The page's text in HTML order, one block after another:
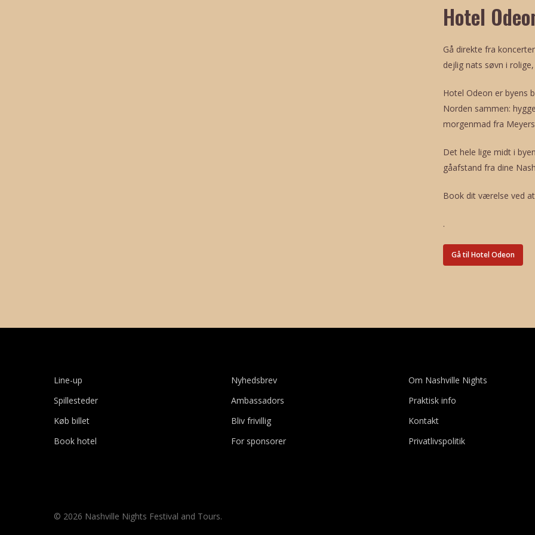
Hotel
Gå direkte fra
dejlig nats søvn i
Hotel Odeon er byens
Norden sammen:
morgenmad fra
Det hele lige midt i
gåafstand fra dine
Book dit værelse ved at
.
Gå til Hotel Odeon
Line-up
Spillesteder
Køb billet
Book hotel
Nyhedsbrev
Ambassadors
Bliv frivillig
For sponsorer
Om Nashville Nights
Praktisk info
Kontakt
Privatlivspolitik
© 2026 Nashville Nights Festival and Tours.